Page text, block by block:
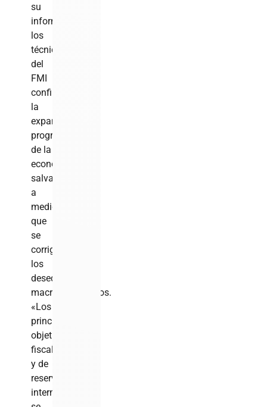
su
informe,
los
técnicos
del
FMI
confirman
la
expansión
progresiva
de la
economía
salvadoreña
a
medida
que
se
corrigen
los
desequilibrios
macroeconómicos.
«Los
principales
objetivos
fiscales
y de
reservas
internacionales